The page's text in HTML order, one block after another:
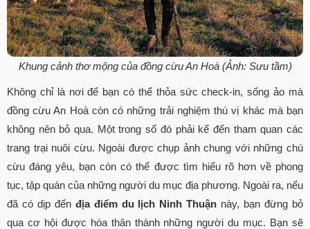
Khung cảnh thơ mộng của đồng cừu An Hoà (Ảnh: Sưu tầm)
Không chỉ là nơi để bạn có thể thỏa sức check-in, sống ảo mà
đồng cừu An Hoà còn có những trải nghiệm thú vị khác mà bạn
không nên bỏ qua. Một trong số đó phải kể đến tham quan các
trang trại nuôi cừu. Ngoài được chụp ảnh chung với những chú
cừu đáng yêu, bạn còn có thể được tìm hiểu rõ hơn về phong
tục, tập quán của những người du mục địa phương. Ngoài ra, nếu
đã có dịp đến địa điểm du lịch Ninh Thuận này, bạn đừng bỏ
qua cơ hội được hóa thân thành những người du mục. Bạn sẽ